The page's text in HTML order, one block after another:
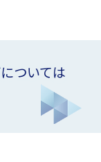
ついては